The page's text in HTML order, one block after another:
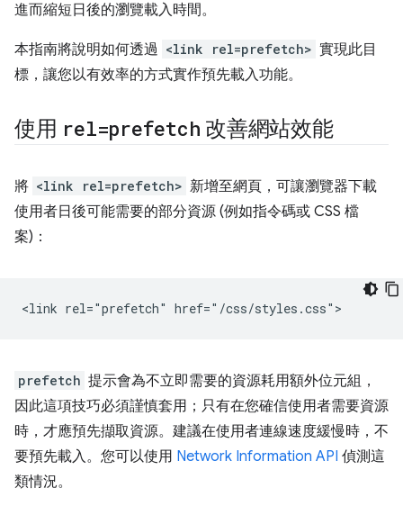
進而縮短日後的瀏覽載入時間。
本指南將說明如何透過 <link rel=prefetch> 實現此目
標，讓您以有效率的方式實作預先載入功能。
使用 rel=prefetch 改善網站效能
將 <link rel=prefetch> 新增至網頁，可讓瀏覽器下載
使用者日後可能需要的部分資源 (例如指令碼或 CSS 檔
案)：
prefetch 提示會為不立即需要的資源耗用額外位元組，
因此這項技巧必須謹慎套用；只有在您確信使用者需要資源
時，才應預先擷取資源。建議在使用者連線速度緩慢時，不
要預先載入。您可以使用 Network Information API 偵測這
類情況。